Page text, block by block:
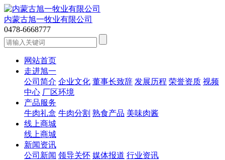
内蒙古旭一牧业有限公司
0478-6668777
网站首页
走进旭一
公司简介 企业文化 董事长致辞 发展历程 荣誉资质 视频
中心 厂区环境
产品服务
牛肉礼盒 牛肉分割 熟食产品 美味肉酱
线上商城
线上商城
新闻资讯
公司新闻 领导关怀 媒体报道 行业资讯